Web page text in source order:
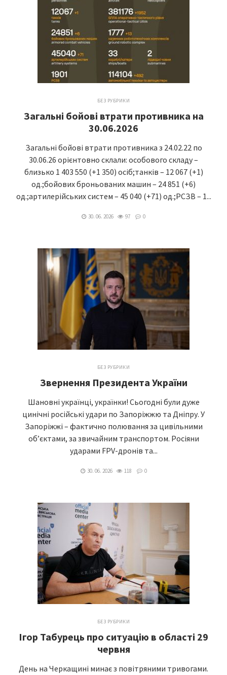
БЕЗ РУБРИКИ
Загальні бойові втрати противника на
30.06.2026
Загальні бойові втрати противника з 24.02.22 по
30.06.26 орієнтовно склали: особового складу –
близько 1 403 550 (+1 350) осіб;танків – 12 067 (+1)
од.;бойових броньованих машин – 24 851 (+6)
од.;артилерійських систем – 45 040 (+71) од.;РСЗВ – 1...
30. 06. 2026 97 0
БЕЗ РУБРИКИ
Звернення Президента України
Шановні українці, українки! Сьогодні були дуже
цинічні російські удари по Запоріжжю та Дніпру. У
Запоріжжі – фактично полювання за цивільними
об’єктами, за звичайним транспортом. Росіяни
ударами FPV-дронів та...
30. 06. 2026 118 0
БЕЗ РУБРИКИ
Ігор Табурець про ситуацію в області 29
червня
День на Черкащині минає з повітряними тривогами.